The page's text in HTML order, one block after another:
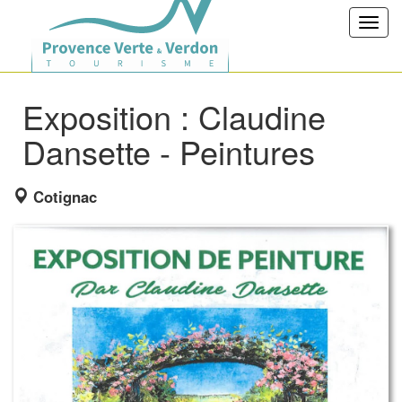
Exposition : Claudine
Dansette - Peintures
Cotignac